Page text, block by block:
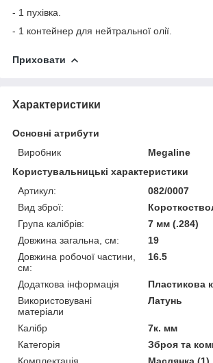
- 1 пухівка.
- 1 контейнер для нейтральної олії.
Приховати
Характеристики
Основні атрибути
Виробник
Megaline
Користувальницькі характеристики
Артикул:
082/0007
Вид зброї:
Група калібрів:
7 мм (.284)
Довжина загальна, см:
19
Довжина робочої частини,
см:
16.5
Додаткова інформація
Пластикова
Використовувані
матеріали
Латунь
Калібр
7к. мм
Категорія
Зброя та
Комплектація
Маслянка